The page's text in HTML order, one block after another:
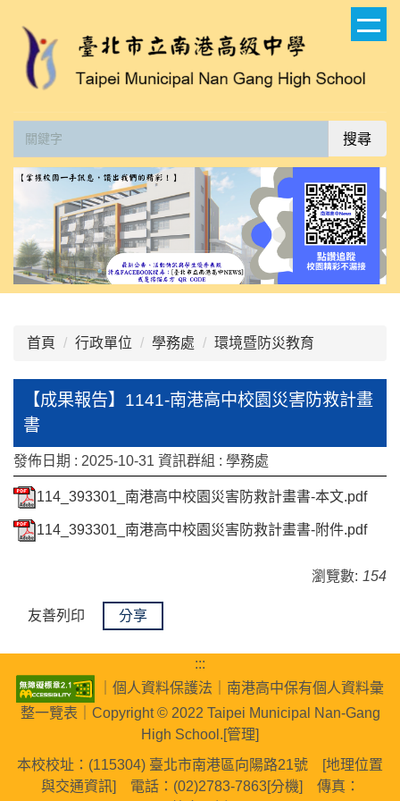
容
搜尋
首頁 行政單位 學務處 環境暨防災教育
【成果報告】1141-南港高中校園災害防救計畫
書
發佈日期 : 2025-10-31 資訊群組 : 學務處
114_393301_南港高中校園災害防救計畫書-本文.pdf
114_393301_南港高中校園災害防救計畫書-附件.pdf
瀏覽數: 154
友善列印 分享
:::
個人資料保護法
南港高中保有個人資料彙
整一覽表 ｜Copyright © 2022 Taipei Municipal Nan-Gang
High School.[管理]
本校校址：(115304) 臺北市南港區向陽路21號 [地理位置
與交通資訊] 電話：(02)2783-7863[分機] 傳真：